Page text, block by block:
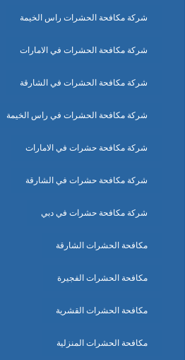
شركة مكافحة الحشرات راس الخيمة
شركة مكافحة الحشرات في الامارات
شركة مكافحة الحشرات في الشارقة
شركة مكافحة الحشرات في راس الخيمة
شركة مكافحة حشرات في الامارات
شركة مكافحة حشرات في الشارقة
شركة مكافحة حشرات في دبي
مكافحة الحشرات الشارقة
مكافحة الحشرات الفجيرة
مكافحة الحشرات القشرية
مكافحة الحشرات المنزلية